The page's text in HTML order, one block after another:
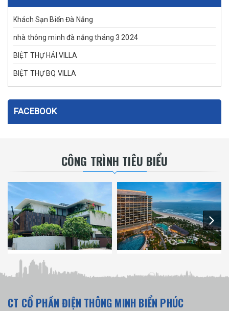
Khách Sạn Biển Đà Nẵng
nhà thông minh đà nẵng tháng 3 2024
BIỆT THỰ HẢI VILLA
BIỆT THỰ BQ VILLA
FACEBOOK
CÔNG TRÌNH TIÊU BIỂU
CT CỔ PHẦN ĐIỆN THÔNG MINH BIỂN PHÚC